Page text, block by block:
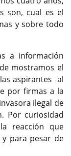
son, cual es el
y sobre todo
a información
mostramos el
aspirantes al
por firmas a la
ilegal de
Por curiosidad
reacción que
para pesar de